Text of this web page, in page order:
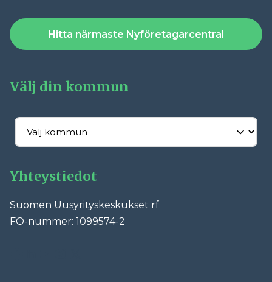
Hitta närmaste Nyföretagarcentral
Välj din kommun
Yhteystiedot
Suomen Uusyrityskeskukset rf
FO-nummer: 1099574-2